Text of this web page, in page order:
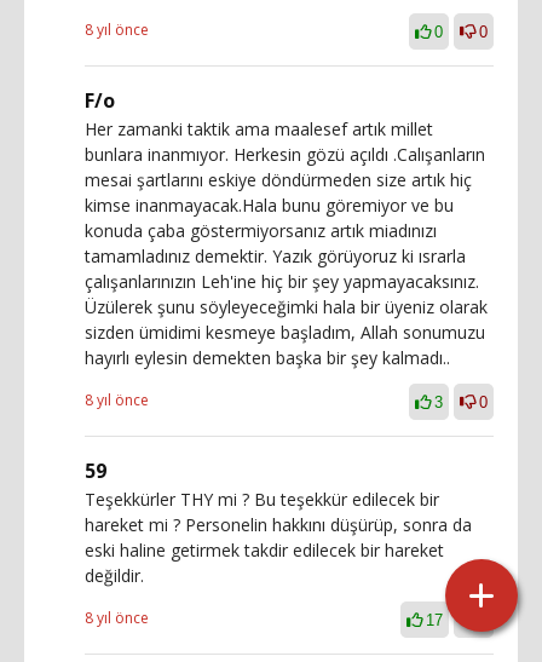
8 yıl önce 0 0
F/o
Her zamanki taktik ama maalesef artık millet
bunlara inanmıyor. Herkesin gözü açıldı .Calışanların
mesai şartlarını eskiye döndürmeden size artık hiç
kimse inanmayacak.Hala bunu göremiyor ve bu
konuda çaba göstermiyorsanız artık miadınızı
tamamladınız demektir. Yazık görüyoruz ki ısrarla
çalışanlarınızın Leh'ine hiç bir şey yapmayacaksınız.
Üzülerek şunu söyleyeceğimki hala bir üyeniz olarak
sizden ümidimi kesmeye başladım, Allah sonumuzu
hayırlı eylesin demekten başka bir şey kalmadı..
8 yıl önce 3 0
59
Teşekkürler THY mi ? Bu teşekkür edilecek bir
hareket mi ? Personelin hakkını düşürüp, sonra da
eski haline getirmek takdir edilecek bir hareket
değildir.
8 yıl önce 17